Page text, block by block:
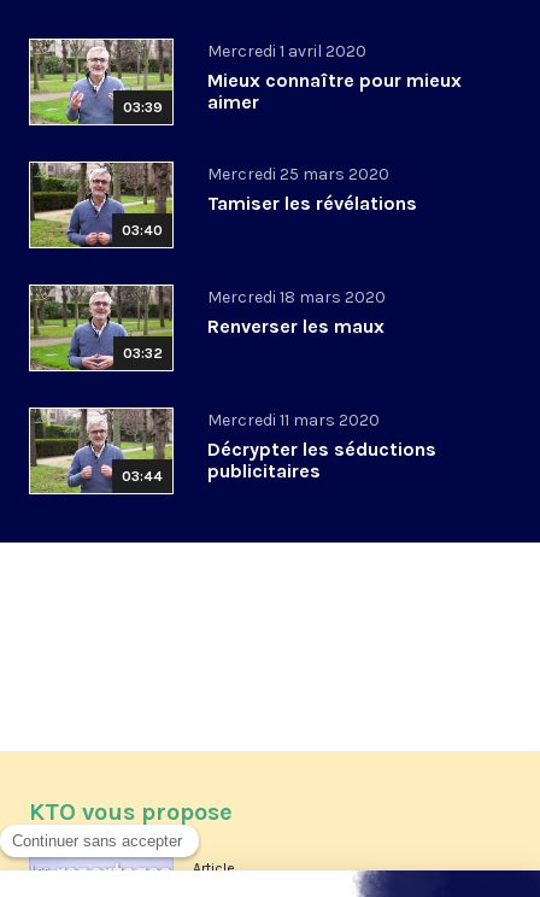
03:39
Mercredi 1 avril 2020
Mieux connaître pour mieux
aimer
03:40
Mercredi 25 mars 2020
Tamiser les révélations
03:32
Mercredi 18 mars 2020
Renverser les maux
03:44
Mercredi 11 mars 2020
Décrypter les séductions
publicitaires
KTO vous propose
Article